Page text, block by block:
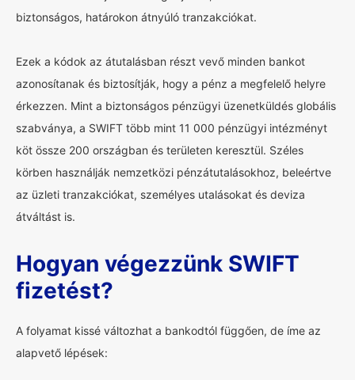
biztonságos, határokon átnyúló tranzakciókat.
Ezek a kódok az átutalásban részt vevő minden bankot
azonosítanak és biztosítják, hogy a pénz a megfelelő helyre
érkezzen. Mint a biztonságos pénzügyi üzenetküldés globális
szabványa, a SWIFT több mint 11 000 pénzügyi intézményt
köt össze 200 országban és területen keresztül. Széles
körben használják nemzetközi pénzátutalásokhoz, beleértve
az üzleti tranzakciókat, személyes utalásokat és deviza
átváltást is.
Hogyan végezzünk SWIFT
fizetést?
A folyamat kissé változhat a bankodtól függően, de íme az
alapvető lépések: